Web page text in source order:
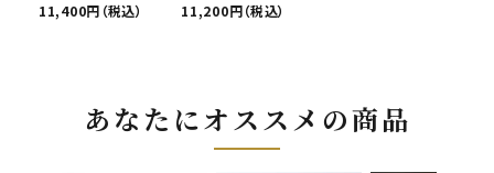
11,400円（税込）
11,200円（税込）
あなたにオススメの商品